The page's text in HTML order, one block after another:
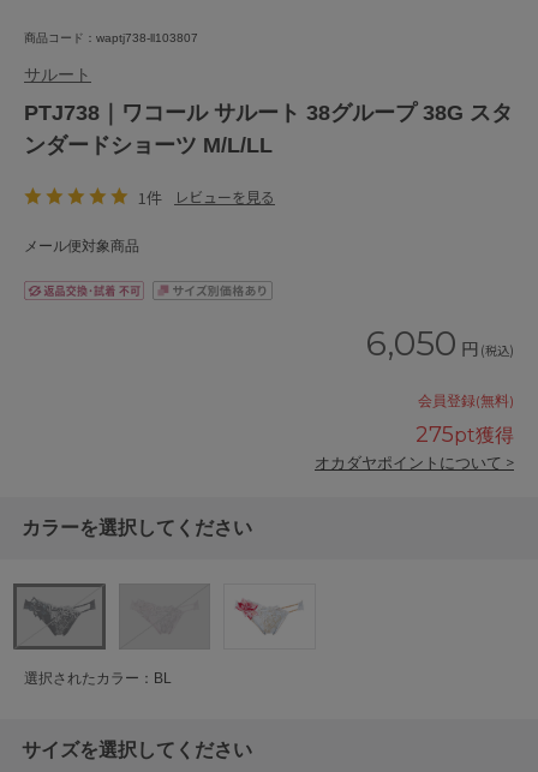
商品コード：waptj738-ll103807
サルート
PTJ738｜ワコール サルート 38グループ 38G スタ
ンダードショーツ M/L/LL
1件 レビューを見る
メール便対象商品
6,050 円 (税込)
会員登録(無料)
275pt獲得
オカダヤポイントについて >
カラーを選択してください
選択されたカラー：BL
サイズを選択してください